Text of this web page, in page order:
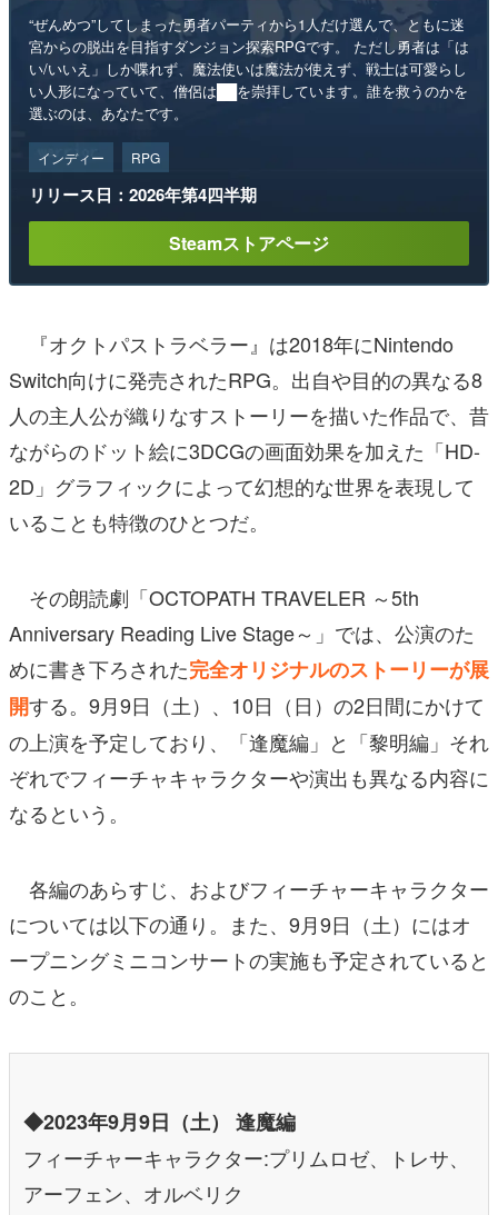
“ぜんめつ”してしまった勇者パーティから1人だけ選んで、ともに迷
宮からの脱出を目指すダンジョン探索RPGです。 ただし勇者は「は
い/いいえ」しか喋れず、魔法使いは魔法が使えず、戦士は可愛らし
い人形になっていて、僧侶は██を崇拝しています。誰を救うのかを
選ぶのは、あなたです。
インディー RPG
リリース日：2026年第4四半期
Steamストアページ
『オクトパストラベラー』は2018年にNintendo
Switch向けに発売されたRPG。出自や目的の異なる8
人の主人公が織りなすストーリーを描いた作品で、昔
ながらのドット絵に3DCGの画面効果を加えた「HD-
2D」グラフィックによって幻想的な世界を表現して
いることも特徴のひとつだ。
その朗読劇「OCTOPATH TRAVELER ～5th
Anniversary Reading Live Stage～」では、公演のた
めに書き下ろされた完全オリジナルのストーリーが展
開する。9月9日（土）、10日（日）の2日間にかけて
の上演を予定しており、「逢魔編」と「黎明編」それ
ぞれでフィーチャキャラクターや演出も異なる内容に
なるという。
各編のあらすじ、およびフィーチャーキャラクター
については以下の通り。また、9月9日（土）にはオ
ープニングミニコンサートの実施も予定されていると
のこと。
◆2023年9月9日（土） 逢魔編
フィーチャーキャラクター:プリムロゼ、トレサ、
アーフェン、オルベリク